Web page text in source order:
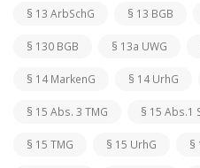
§ 13 ArbSchG § 13 BGB
§ 130 BGB § 13a UWG
§ 14 MarkenG § 14 UrhG
§ 15 Abs. 3 TMG § 15 Abs.1
§ 15 TMG § 15 UrhG §